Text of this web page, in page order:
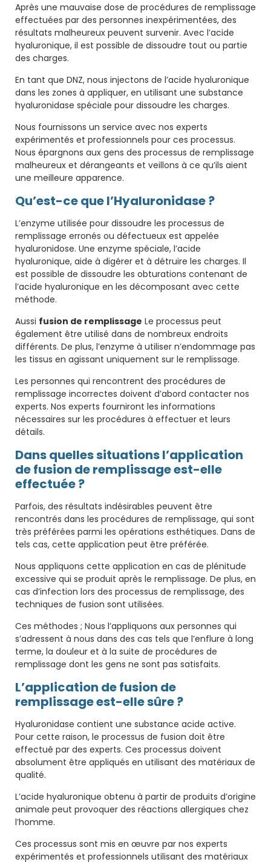
Après une mauvaise dose de procédures de remplissage
effectuées par des personnes inexpérimentées, des
résultats malheureux peuvent survenir. Avec l’acide
hyaluronique, il est possible de dissoudre tout ou partie
des charges.
En tant que DNZ, nous injectons de l’acide hyaluronique
dans les zones à appliquer, en utilisant une substance
hyaluronidase spéciale pour dissoudre les charges.
Nous fournissons un service avec nos experts
expérimentés et professionnels pour ces processus.
Nous épargnons aux gens des processus de remplissage
malheureux et dérangeants et veillons à ce qu’ils aient
une meilleure apparence.
Qu’est-ce que l’Hyaluronidase ?
L’enzyme utilisée pour dissoudre les processus de
remplissage erronés ou défectueux est appelée
hyaluronidose. Une enzyme spéciale, l’acide
hyaluronique, aide à digérer et à détruire les charges. Il
est possible de dissoudre les obturations contenant de
l’acide hyaluronique en les décomposant avec cette
méthode.
Aussi fusion de remplissage Le processus peut
également être utilisé dans de nombreux endroits
différents. De plus, l’enzyme à utiliser n’endommage pas
les tissus en agissant uniquement sur le remplissage.
Les personnes qui rencontrent des procédures de
remplissage incorrectes doivent d’abord contacter nos
experts. Nos experts fourniront les informations
nécessaires sur les procédures à effectuer et leurs
détails.
Dans quelles situations l’application
de fusion de remplissage est-elle
effectuée ?
Parfois, des résultats indésirables peuvent être
rencontrés dans les procédures de remplissage, qui sont
très préférées parmi les opérations esthétiques. Dans de
tels cas, cette application peut être préférée.
Nous appliquons cette application en cas de plénitude
excessive qui se produit après le remplissage. De plus, en
cas d’infection lors des processus de remplissage, des
techniques de fusion sont utilisées.
Ces méthodes ; Nous l’appliquons aux personnes qui
s’adressent à nous dans des cas tels que l’enflure à long
terme, la douleur et à la suite de procédures de
remplissage dont les gens ne sont pas satisfaits.
L’application de fusion de
remplissage est-elle sûre ?
Hyaluronidase contient une substance acide active.
Pour cette raison, le processus de fusion doit être
effectué par des experts. Ces processus doivent
absolument être appliqués en utilisant des matériaux de
qualité.
L’acide hyaluronique obtenu à partir de produits d’origine
animale peut provoquer des réactions allergiques chez
l’homme.
Ces processus sont mis en œuvre par nos experts
expérimentés et professionnels utilisant des matériaux